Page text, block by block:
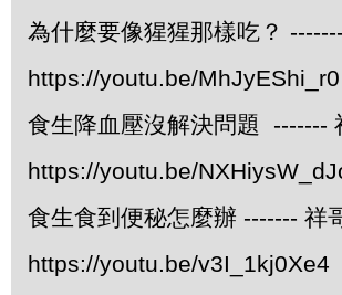
為什麼要像猩猩那樣吃？
https://youtu.be/MhJyEShi_r0
食生降血壓沒解決問題 -------
https://youtu.be/
食生食到便秘怎麼辦 ------- 祥
https://youtu.be/v3I_1kj0Xe4